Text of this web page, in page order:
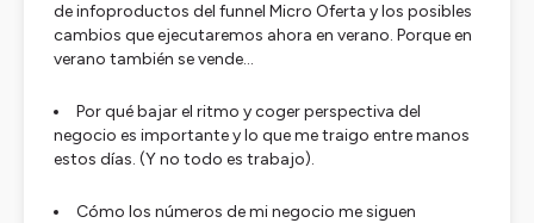
de infoproductos del funnel Micro Oferta y los posibles
cambios que ejecutaremos ahora en verano. Porque en
verano también se vende…
Por qué bajar el ritmo y coger perspectiva del
negocio es importante y lo que me traigo entre manos
estos días. (Y no todo es trabajo).
Cómo los números de mi negocio me siguen